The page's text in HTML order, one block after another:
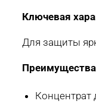
Ключевая
Для защиты
Преимущества
Концентрат